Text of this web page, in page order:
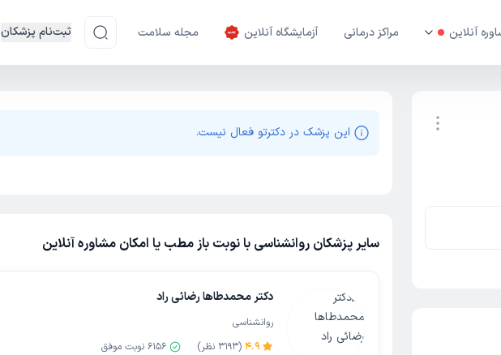
آنلاین مراکز درمانی آزمایشگاه آنلاین مجله سلامت ثبت‌نام پزشکان
این پزشک در دکترتو فعال نیست.
سایر پزشکان روانشناسی با نوبت باز مطب یا امکان مشاوره آنلاین
دکتر محمدطاها رضائی راد
روانشناسی
4.9
(
3193 نظر) 6156 نوبت موفق